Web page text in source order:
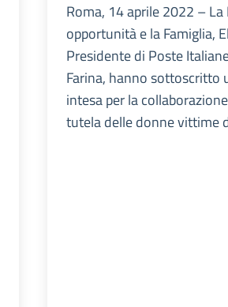
Roma, 14 aprile 2022 –
opportunità e la Famiglia,
Presidente di Poste
Farina, hanno sottoscritto
intesa per la
tutela delle donne vittime